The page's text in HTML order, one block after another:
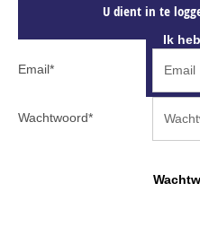
U dient in te
Ik heb
account
Email*
Wachtwoord*